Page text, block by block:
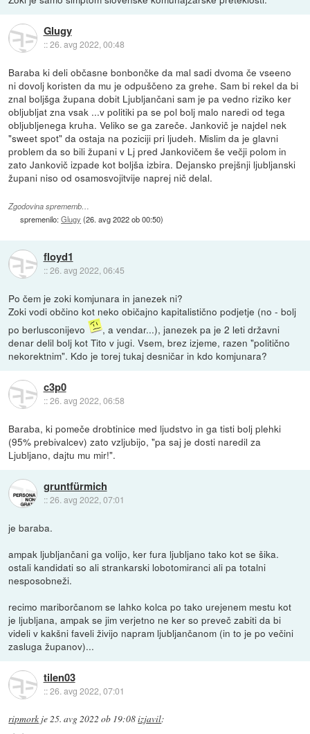
Glugy
::26. avg 2022, 00:48
Baraba ki deli občasne bonbončke da mal sadi dvoma če vseeno
ni dovolj koristen da mu je odpuščeno za grehe. Sam bi rekel da bi
znal boljšga župana dobit Ljubljančani sam je pa vedno riziko ker
obljubljat zna vsak ...v politiki pa se pol bolj malo naredi od tega
obljubljenega kruha. Veliko se ga zareče. Jankovič je najdel nek
"sweet spot" da ostaja na poziciji pri ljudeh. Mislim da je glavni
problem da so bili župani v Lj pred Jankovičem še večji polom in
zato Jankovič izpade kot boljša izbira. Dejansko prejšnji ljubljanski
župani niso od osamosvojitvije naprej nič delal.
Zgodovina sprememb…
spremenilo:Glugy (26. avg 2022 ob 00:50)
floyd1
::26. avg 2022, 06:45
Po čem je zoki komjunara in janezek ni?
Zoki vodi občino kot neko običajno kapitalistično podjetje (no - bolj
po berlusconijevo
, a vendar...), janezek pa je 2 leti državni
denar delil bolj kot Tito v jugi. Vsem, brez izjeme, razen "politično
nekorektnim". Kdo je torej tukaj desničar in kdo komjunara?
c3p0
::26. avg 2022, 06:58
Baraba, ki pomeče drobtinice med ljudstvo in ga tisti bolj plehki
(95% prebivalcev) zato vzljubijo, "pa saj je dosti naredil za
Ljubljano, dajtu mu mir!".
gruntfürmich
::26. avg 2022, 07:01
je baraba.
ampak ljubljančani ga volijo, ker fura ljubljano tako kot se šika.
ostali kandidati so ali strankarski lobotomiranci ali pa totalni
nesposobneži.
recimo mariborčanom se lahko kolca po tako urejenem mestu kot
je ljubljana, ampak se jim verjetno ne ker so preveč zabiti da bi
videli v kakšni faveli živijo napram ljubljančanom (in to je po večini
zasluga županov)...
tilen03
::26. avg 2022, 07:01
ripmork je25. avg 2022 ob 19:08izjavil: